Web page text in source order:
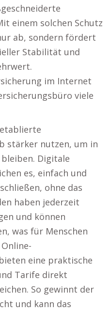
einem solchen Schutz
ab, sondern fördert
Stabilität und
im Internet
viele
stärker nutzen, um in
Digitale
es, einfach und
ohne das
haben jederzeit
und können
was für Menschen
eine praktische
Tarife direkt
So gewinnt der
und kann das